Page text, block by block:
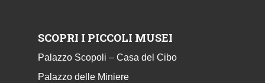
SCOPRI I PICCOLI MUSEI
Palazzo Scopoli – Casa del Cibo
Palazzo delle Miniere